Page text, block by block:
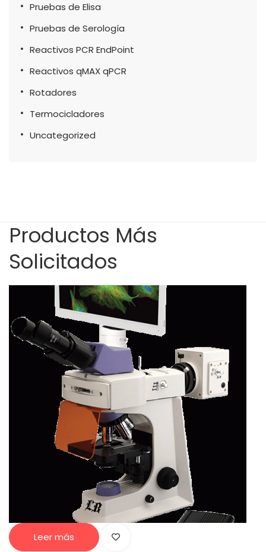
Pruebas de Elisa
Pruebas de Serología
Reactivos PCR EndPoint
Reactivos qMAX qPCR
Rotadores
Termocicladores
Uncategorized
Productos Más
Solicitados
Leer más